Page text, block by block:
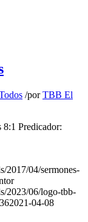
/porTBB El
Predicador:
2017/04/sermones-
2023/06/logo-tbb-
2021-04-08